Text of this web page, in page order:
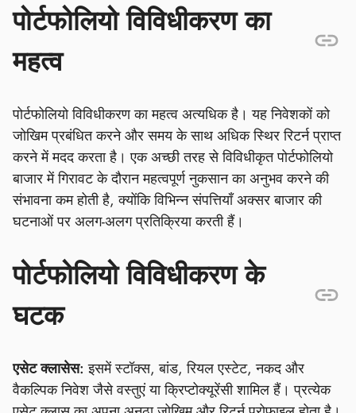
पोर्टफोलियो विविधीकरण का
महत्व
पोर्टफोलियो विविधीकरण का महत्व अत्यधिक है। यह निवेशकों को
जोखिम प्रबंधित करने और समय के साथ अधिक स्थिर रिटर्न प्राप्त
करने में मदद करता है। एक अच्छी तरह से विविधीकृत पोर्टफोलियो
बाजार में गिरावट के दौरान महत्वपूर्ण नुकसान का अनुभव करने की
संभावना कम होती है, क्योंकि विभिन्न संपत्तियाँ अक्सर बाजार की
घटनाओं पर अलग-अलग प्रतिक्रिया करती हैं।
पोर्टफोलियो विविधीकरण के
घटक
एसेट क्लासेस: इसमें स्टॉक्स, बांड, रियल एस्टेट, नकद और
वैकल्पिक निवेश जैसे वस्तुएं या क्रिप्टोक्यूरेंसी शामिल हैं। प्रत्येक